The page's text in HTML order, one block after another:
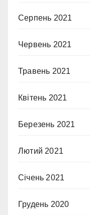
Серпень 2021
Червень 2021
Травень 2021
Квітень 2021
Березень 2021
Лютий 2021
Січень 2021
Грудень 2020